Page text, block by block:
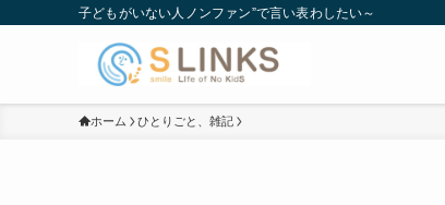
子どもがいない人ノンファン”で言い表わしたい～
ホーム ひとりごと、雑記